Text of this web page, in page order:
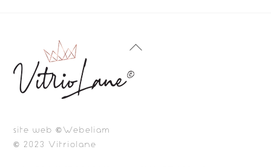
Back
site web ©Webeliam
© 2023 Vitriolane